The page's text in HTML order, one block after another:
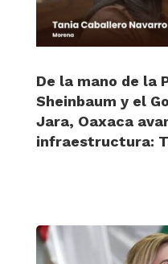
De la mano de la
Sheinbaum y el
Jara, Oaxaca
infraestructura: